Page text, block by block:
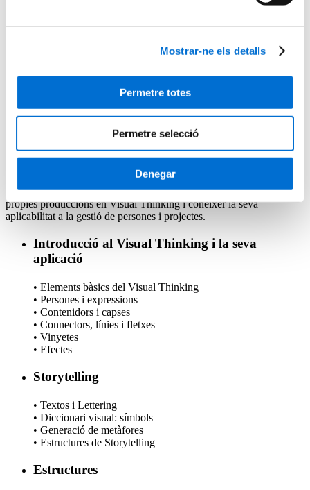
Mostrar-ne els detalls
Permetre totes
Permetre selecció
Denegar
ACREDITACIÓ, MODALITAT I IDIOMA
HORES BONIFICABLES I CRÈDITS ECTS
Programa
sense necessitat de disposar de coneixements previs en dibuix. Tots
Estructurat en 4 temes, permet al participant dissenyar les seves
pròpies produccions en Visual Thinking i conèixer la seva
aplicabilitat a la gestió de persones i projectes.
Introducció al Visual Thinking i la seva
aplicació
• Elements bàsics del Visual Thinking
• Persones i expressions
• Contenidors i capses
• Connectors, línies i fletxes
• Vinyetes
• Efectes
Storytelling
• Textos i Lettering
• Diccionari visual: símbols
• Generació de metàfores
• Estructures de Storytelling
Estructures